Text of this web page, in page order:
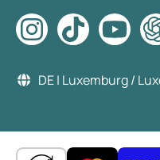
DE | Luxemburg /